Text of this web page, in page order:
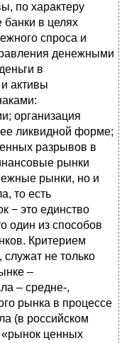
по характеру
банки в целях
спроса и
денежными
в
активы
организация
ликвидной форме;
разрывов в
рынки
рынки, но и
то есть
− это единство
один из способов
Критерием
служат не только
–
– средне-,
рынка в процессе
(в российском
«рынок ценных